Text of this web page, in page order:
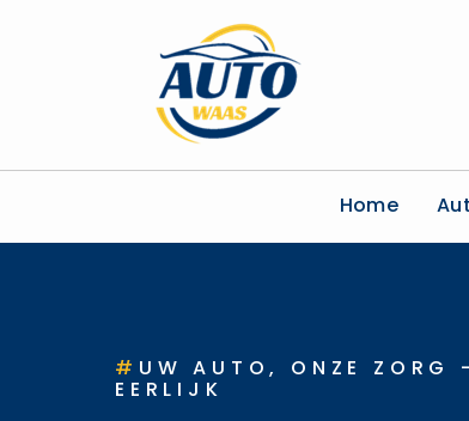
Home
# UW AUTO, ONZE ZORG
EERLIJK